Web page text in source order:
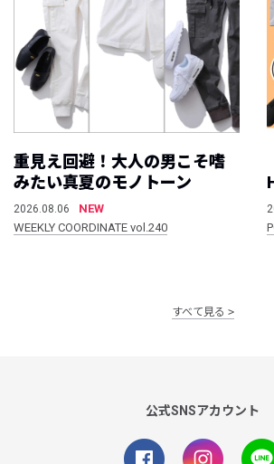
重見え回避！大人の男こそ嗜
みたい真夏のモノトーン
2026.08.06
NEW
WEEKLY COORDINATE vol.240
すべて見る
公式SNSアカウント